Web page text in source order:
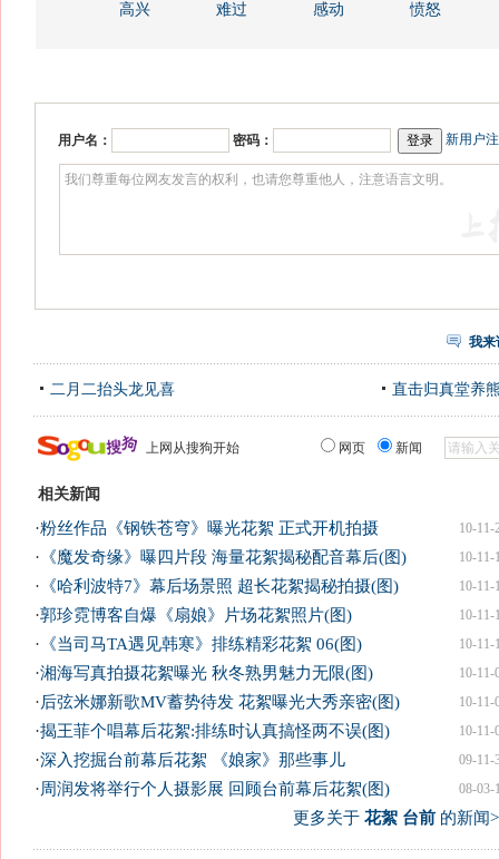
高兴 难过 感动 愤怒
用户名： 密码： 新用户
我来
二月二抬头龙见喜 直击归真堂养
上网从搜狗开始 网页 新闻
相关新闻
10-11-
·粉丝作品《钢铁苍穹》曝光花絮 正式开机拍摄
10-11-
· 《魔发奇缘》曝四片段 海量花絮揭秘配音幕后(图)
10-11-
· 《哈利波特7》幕后场景照 超长花絮揭秘拍摄(图)
10-11-
·郭珍霓博客自爆《扇娘》片场花絮照片(图)
10-11-
· 《当司马TA遇见韩寒》排练精彩花絮 06(图)
10-11-
·湘海写真拍摄花絮曝光 秋冬熟男魅力无限(图)
10-11-
·后弦米娜新歌MV蓄势待发 花絮曝光大秀亲密(图)
10-11-
·揭王菲个唱幕后花絮:排练时认真搞怪两不误(图)
09-11-
·深入挖掘台前幕后花絮 《娘家》那些事儿
08-03-
·周润发将举行个人摄影展 回顾台前幕后花絮(图)
更多关于 花絮 台前的新闻